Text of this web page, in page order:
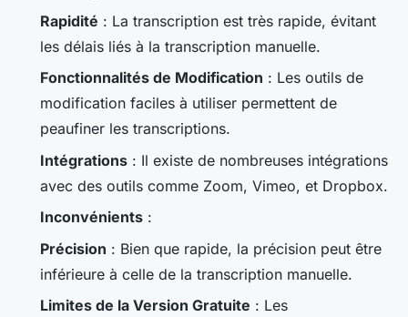
Rapidité : La transcription est très rapide, évitant
les délais liés à la transcription manuelle.
Fonctionnalités de Modification : Les outils de
modification faciles à utiliser permettent de
peaufiner les transcriptions.
Intégrations : Il existe de nombreuses intégrations
avec des outils comme Zoom, Vimeo, et Dropbox.
Inconvénients :
Précision : Bien que rapide, la précision peut être
inférieure à celle de la transcription manuelle.
Limites de la Version Gratuite : Les